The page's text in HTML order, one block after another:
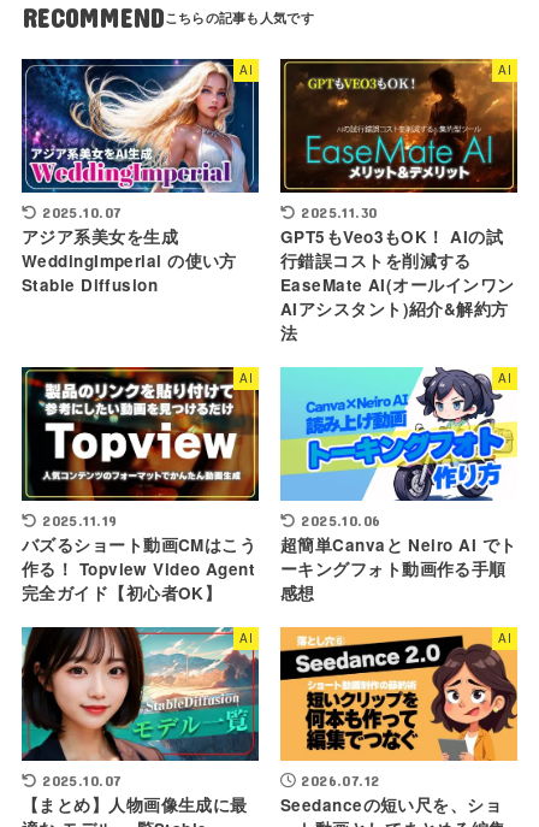
RECOMMEND
AI
2025.10.07
アジア系美女を生成
WeddingImperial の使い方
Stable Diffusion
AI
2025.11.30
GPT5もVeo3もOK！ AIの試
行錯誤コストを削減する
EaseMate AI(オールインワン
AIアシスタント)紹介&解約方
法
AI
2025.11.19
バズるショート動画CMはこう
作る！ Topview Video Agent
完全ガイド【初心者OK】
AI
2025.10.06
超簡単Canvaと Neiro AI でト
ーキングフォト動画作る手順
感想
AI
2025.10.07
【まとめ】人物画像生成に最
AI
2026.07.12
Seedanceの短い尺を、ショ